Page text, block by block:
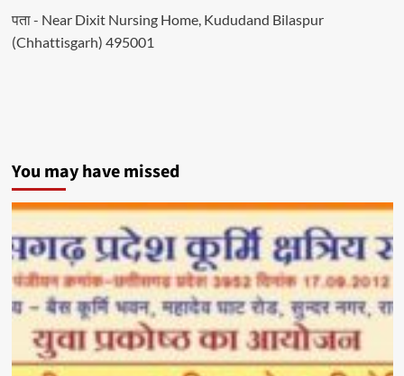
पता - Near Dixit Nursing Home, Kududand Bilaspur
(Chhattisgarh) 495001
You may have missed